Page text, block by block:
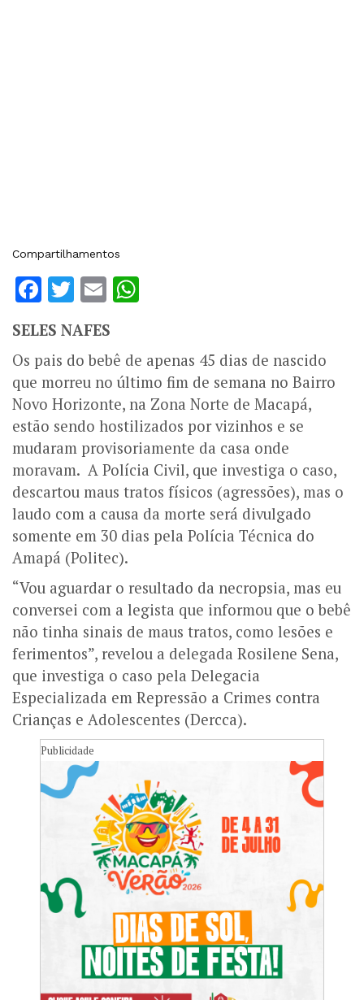
Compartilhamentos
Facebook
Twitter
Email
SELES NAFES
Os pais do bebê de apenas 45 dias de nascido
que morreu no último fim de semana no Bairro
Novo Horizonte, na Zona Norte de Macapá,
estão sendo hostilizados por vizinhos e se
mudaram provisoriamente da casa onde
moravam. A Polícia Civil, que investiga o caso,
descartou maus tratos físicos (agressões), mas o
laudo com a causa da morte será divulgado
somente em 30 dias pela Polícia Técnica do
Amapá (Politec).
“Vou aguardar o resultado da necropsia, mas eu
conversei com a legista que informou que o bebê
não tinha sinais de maus tratos, como lesões e
ferimentos”, revelou a delegada Rosilene Sena,
que investiga o caso pela Delegacia
Especializada em Repressão a Crimes contra
Crianças e Adolescentes (Dercca).
Publicidade